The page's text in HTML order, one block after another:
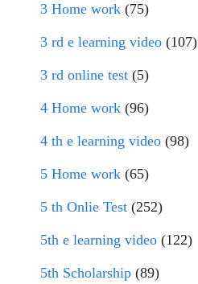
3 Home work (75)
3 rd e learning video (107)
3 rd online test (5)
4 Home work (96)
4 th e learning video (98)
5 Home work (65)
5 th Onlie Test (252)
5th e learning video (122)
5th Scholarship (89)